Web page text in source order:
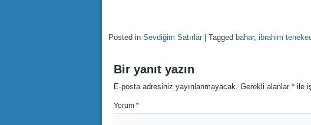
Posted in Sevdiğim Satırlar Tagged bahar, ibrahim
Bir yanıt yazın
E-posta adresiniz yayınlanmayacak. Gerekli alanlar * ile
Yorum *